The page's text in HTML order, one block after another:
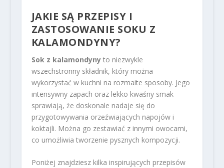
JAKIE SĄ PRZEPISY I
ZASTOSOWANIE SOKU Z
KALAMONDYNY?
Sok z kalamondynyto niezwykle
wszechstronny składnik, który można
wykorzystać w kuchni na rozmaite sposoby. Jego
intensywny zapach oraz lekko kwaśny smak
sprawiają, że doskonale nadaje się do
przygotowywania orzeźwiających napojów i
koktajli. Można go zestawiać z innymi owocami,
co umożliwia tworzenie pysznych kompozycji.
Poniżej znajdziesz kilka inspirujących przepisów